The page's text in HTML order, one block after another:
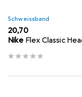
Schweissband
EUR
20,70
Nike Flex Classic